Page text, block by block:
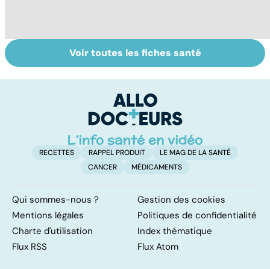
Le magnésium,
un oligo-élément
Intestin irritable :
le régime
solution ?
Voir toutes les fiches santé
RECETTES RAPPEL PRODUIT
LE MAG DE LA SANTÉ
CANCER
MÉDICAMENTS
Qui sommes-nous ?
Gestion des cookies
Mentions légales
Politiques de confidentialité
Charte d'utilisation
Index thématique
Flux RSS
Flux Atom